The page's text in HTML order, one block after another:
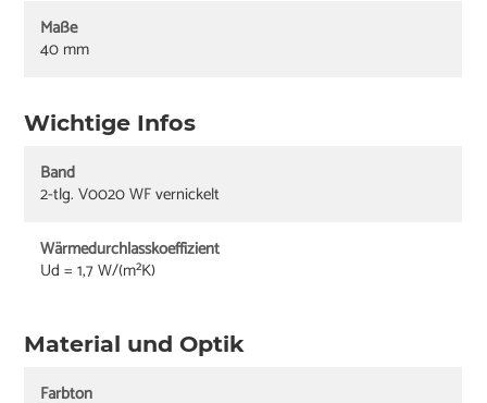
Maße
40 mm
Wichtige Infos
Band
2-tlg. V0020 WF vernickelt
Wärmedurchlasskoeffizient
Ud = 1,7 W/(m²K)
Material und Optik
Farbton